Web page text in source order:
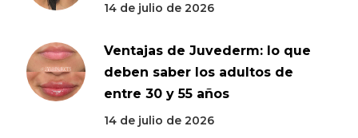
14 de julio de 2026
Ventajas de Juvederm: lo que
deben saber los adultos de
entre 30 y 55 años
14 de julio de 2026